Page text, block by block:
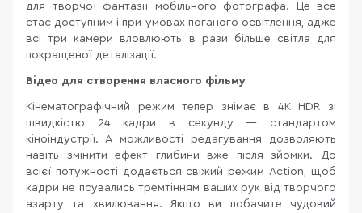
для творчої фантазії мобільного фотографа. Це все
стає доступним і при умовах поганого освітлення, адже
всі три камери вловлюють в рази більше світла для
покращеної деталізації.
Відео для створення власного фільму
Кінематографічний режим тепер знімає в 4K HDR зі
швидкістю 24 кадри в секунду — стандартом
кіноіндустрії. А можливості редагування дозволяють
навіть змінити ефект глибини вже після зйомки. До
всієї потужності додається свіжий режим Action, щоб
кадри не псувались тремтінням ваших рук від творчого
азарту та хвилювання. Якщо ви побачите чудовий